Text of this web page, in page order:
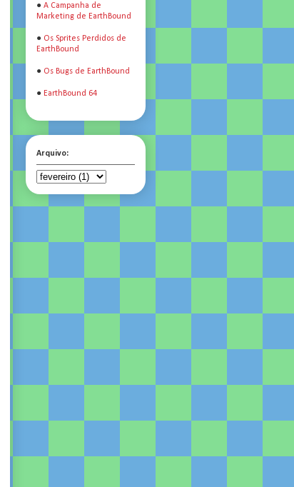
● A Campanha de
Marketing de EarthBound
● Os Sprites Perdidos de
EarthBound
● Os Bugs de EarthBound
● EarthBound 64
Arquivo: